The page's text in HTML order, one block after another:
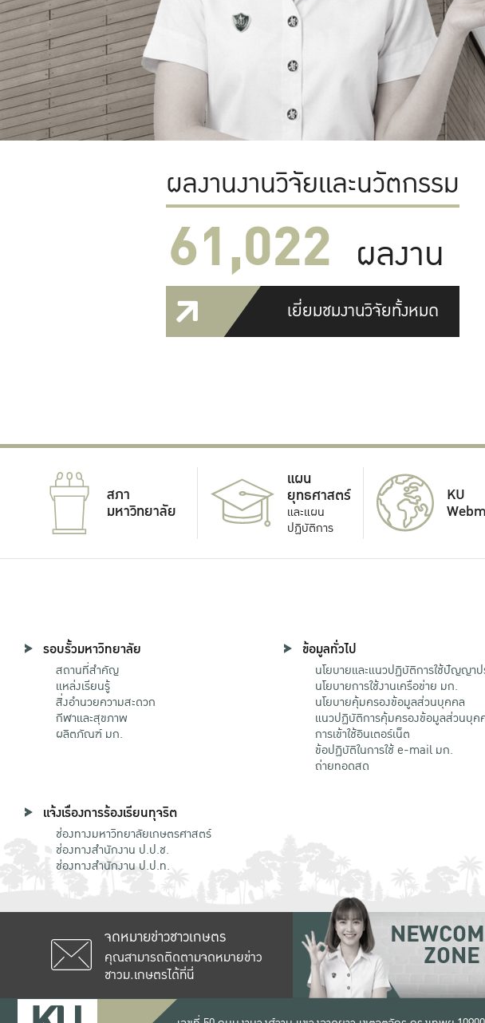
ผลงานงานวิจัยและนวัตกรรม
61,022 ผลงาน
เยี่ยมชมงานวิจัยทั้งหมด
สภา
มหาวิทยาลัย
แผน
ยุทธศาสตร์
และแผน
ปฏิบัติการ
KU
รอบรั้วมหาวิทยาลัย
สถานที่สำคัญ
แหล่งเรียนรู้
สิ่งอำนวยความสะดวก
กีฬาและสุขภาพ
ผลิตภัณฑ์ มก.
ข้อมูลทั่วไป
นโยบายและแนวปฏิบัติการใช้ปัญญาป
นโยบายการใช้งานเครือข่าย มก.
นโยบายคุ้มครองข้อมูลส่วนบุคคล
แนวปฏิบัติการคุ้มครองข้อมูลส่วนบุค
การเข้าใช้อินเตอร์เน็ต
ข้อปฏิบัติในการใช้ e-mail มก.
ถ่ายทอดสด
แจ้งเรื่องการร้องเรียนทุจริต
ช่องทางมหาวิทยาลัยเกษตรศาสตร์
ช่องทางสำนักงาน ป.ป.ช.
ช่องทางสำนักงาน ป.ป.ท.
จดหมายข่าวชาวเกษตร
คุณสามารถติดตามจดหมายข่าว
ชาวม.เกษตรได้ที่นี่
ZONE